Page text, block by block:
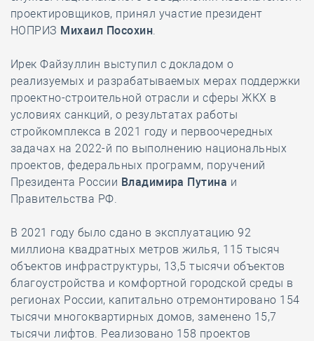
проектировщиков, принял участие президент
НОПРИЗ Михаил Посохин.
Ирек Файзуллин выступил с докладом о
реализуемых и разрабатываемых мерах поддержки
проектно-строительной отрасли и сферы ЖКХ в
условиях санкций, о результатах работы
стройкомплекса в 2021 году и первоочередных
задачах на 2022-й по выполнению национальных
проектов, федеральных программ, поручений
Президента России Владимира Путина и
Правительства РФ.
В 2021 году было сдано в эксплуатацию 92
миллиона квадратных метров жилья, 115 тысяч
объектов инфраструктуры, 13,5 тысячи объектов
благоустройства и комфортной городской среды в
регионах России, капитально отремонтировано 154
тысячи многоквартирных домов, заменено 15,7
тысячи лифтов. Реализовано 158 проектов